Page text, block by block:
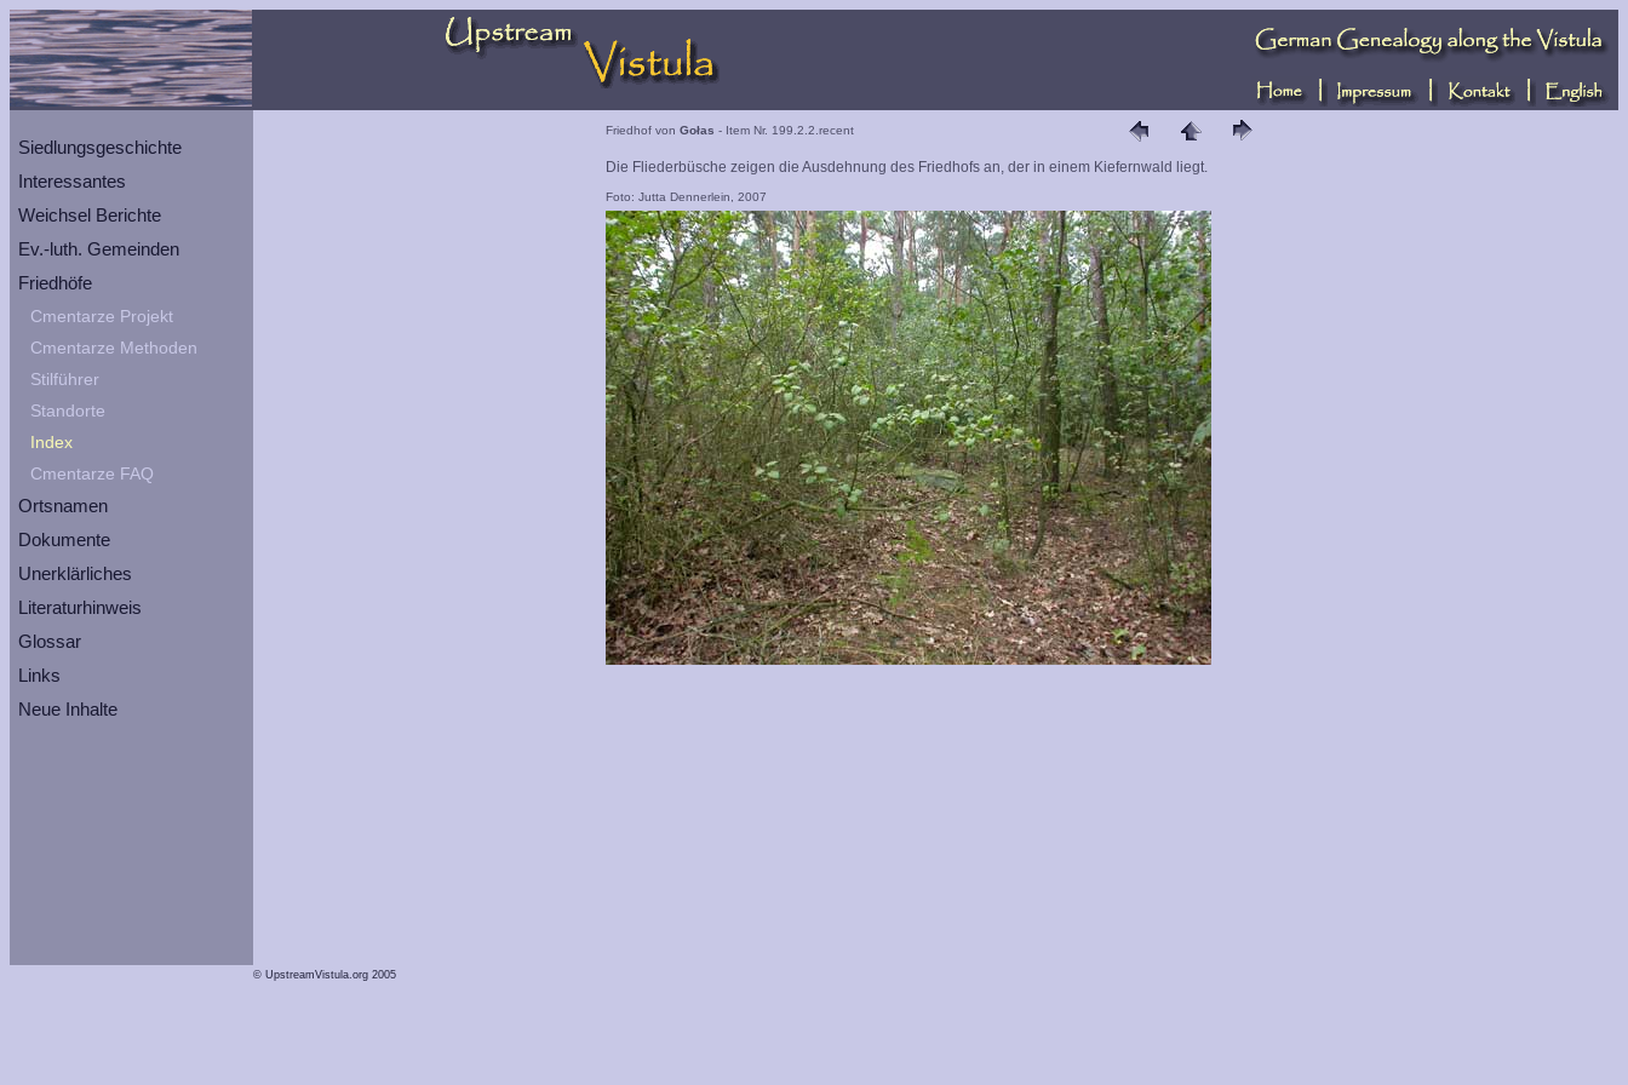
Siedlungsgeschichte
Interessantes
Weichsel Berichte
Ev.-luth. Gemeinden
Friedhöfe
Cmentarze Projekt
Cmentarze Methoden
Stilführer
Standorte
Index
Cmentarze FAQ
Ortsnamen
Dokumente
Unerklärliches
Literaturhinweis
Glossar
Links
Neue Inhalte
Friedhof von Gołas - Item Nr. 199.2.2.recent
Die Fliederbüsche zeigen die Ausdehnung des Friedhofs an, der in einem Kiefernwald liegt.
Foto: Jutta Dennerlein, 2007
© UpstreamVistula.org 2005